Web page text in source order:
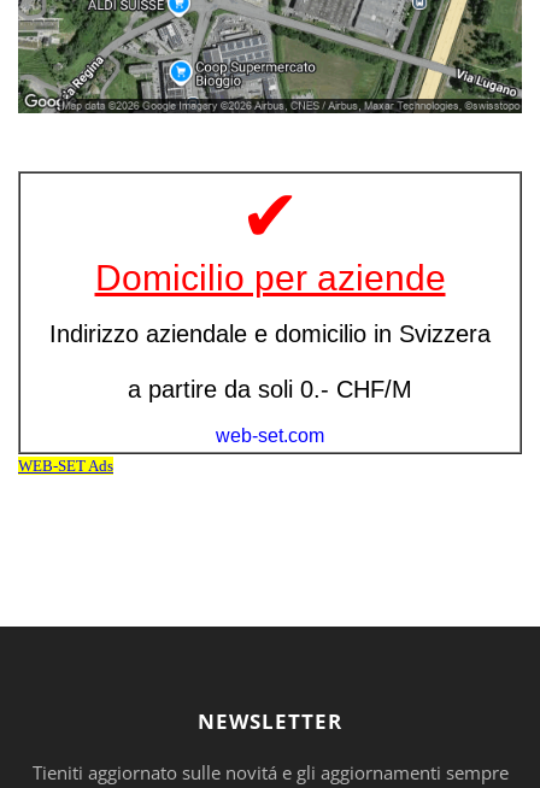
NEWSLETTER
Tieniti aggiornato sulle novitá e gli aggiornamenti sempre